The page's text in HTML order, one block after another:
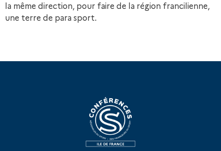
la même direction, pour faire de la région francilienne,
une terre de para sport.